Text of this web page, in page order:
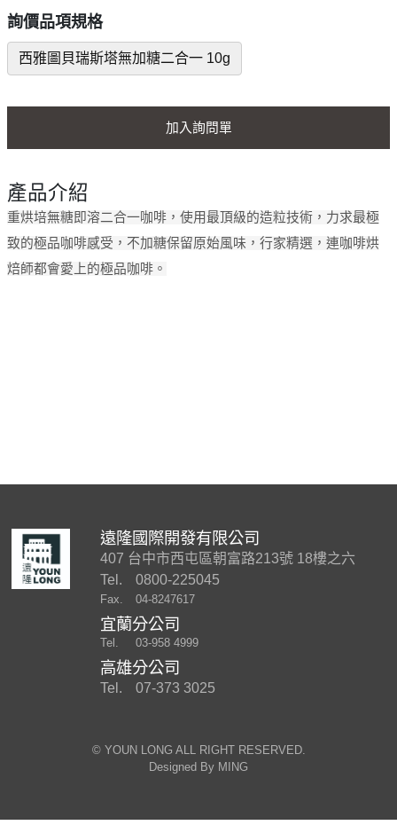
詢價品項規格
西雅圖貝瑞斯塔無加糖二合一 10g
加入詢問單
產品介紹
重烘培無糖即溶二合一咖啡，使用最頂級的造粒技術，力求最極
致的極品咖啡感受，不加糖保留原始風味，行家精選，連咖啡烘
焙師都會愛上的極品咖啡。
遠隆國際開發有限公司
407 台中市西屯區朝富路213號 18樓之六
Tel.
0800-225045
Fax. 04-8247617
宜蘭分公司
Tel. 03-958 4999
高雄分公司
Tel. 07-373 3025
©︎ YOUN LONG ALL RIGHT RESERVED.
Designed By MING